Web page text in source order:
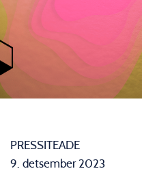
PRESSITEADE
9. detsember 2023